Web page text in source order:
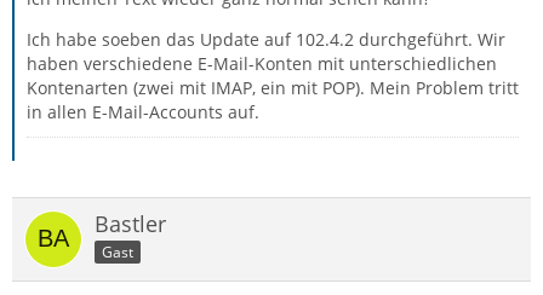
Ich habe soeben das Update auf 102.4.2 durchgeführt. Wir
haben verschiedene E-Mail-Konten mit unterschiedlichen
Kontenarten (zwei mit IMAP, ein mit POP). Mein Problem tritt
in allen E-Mail-Accounts auf.
Bastler
Gast